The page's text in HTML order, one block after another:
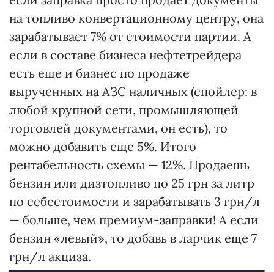
на топливо конвертационному центру, она
зарабатывает 7% от стоимости партии. А
если в составе бизнеса нефтетрейдера
есть еще и бизнес по продаже
вырученных на АЗС наличных (спойлер: в
любой крупной сети, промышляющей
торговлей документами, он есть), то
можно добавить еще 5%. Итого
рентабельность схемы — 12%. Продаешь
бензин или дизтопливо по 25 грн за литр
по себестоимости и зарабатывать 3 грн/л
— больше, чем премиум-заправки! А если
бензин «левый», то добавь в ларчик еще 7
грн/л акциза.